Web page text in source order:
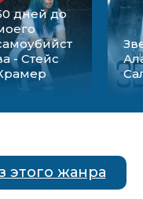
дней до
- Стейс
этого жанра